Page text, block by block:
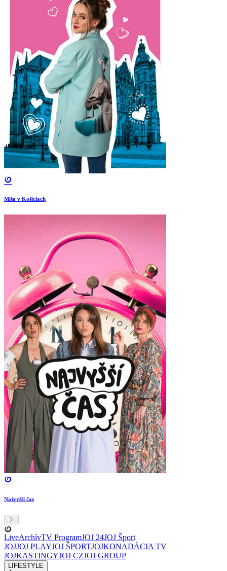
Miša v Košiciach
Najvyšší čas
LiveArchívTV ProgramJOJ 24JOJ Šport
JOJJOJ PLAYJOJ ŠPORTJOJKONADÁCIA TV
JOJKASTINGYJOJ CZJOJ GROUP
LIFESTYLE